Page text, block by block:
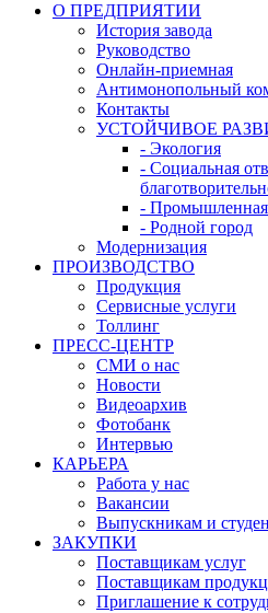
О ПРЕДПРИЯТИИ
История завода
Руководство
Онлайн-приемная
Антимонопольный
Контакты
УСТОЙЧИВОЕ
- Экология
- Социальная
- Промышленная
- Родной город
Модернизация
ПРОИЗВОДСТВО
Продукция
Сервисные услуги
Толлинг
ПРЕСС-ЦЕНТР
СМИ о нас
Новости
Видеоархив
Фотобанк
Интервью
КАРЬЕРА
Работа у нас
Вакансии
Выпускникам и
ЗАКУПКИ
Поставщикам услуг
Поставщикам
Приглашение к